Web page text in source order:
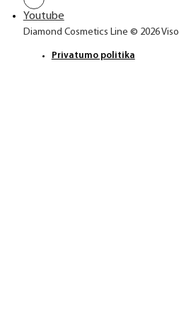
Youtube
Diamond Cosmetics Line © 2026
Privatumo politika